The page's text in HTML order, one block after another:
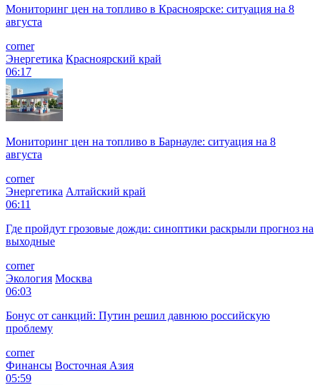
Мониторинг цен на топливо в Красноярске: ситуация на 8
августа
corner
Энергетика Красноярский край
06:17
Мониторинг цен на топливо в Барнауле: ситуация на 8
августа
corner
Энергетика Алтайский край
06:11
Где пройдут грозовые дожди: синоптики раскрыли прогноз на
выходные
corner
Экология Москва
06:03
Бонус от санкций: Путин решил давнюю российскую
проблему
corner
Финансы Восточная Азия
05:59